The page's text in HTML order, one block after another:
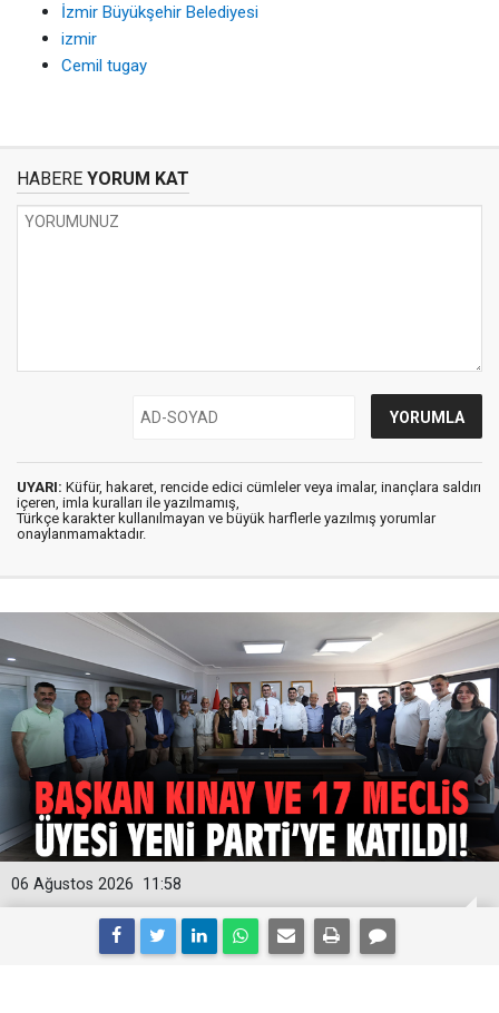
İzmir Büyükşehir Belediyesi
izmir
Cemil tugay
HABERE YORUM KAT
UYARI: Küfür, hakaret, rencide edici cümleler veya imalar, inançlara saldırı
içeren, imla kuralları ile yazılmamış,
Türkçe karakter kullanılmayan ve büyük harflerle yazılmış yorumlar
onaylanmamaktadır.
11:58
06 Ağustos 2026